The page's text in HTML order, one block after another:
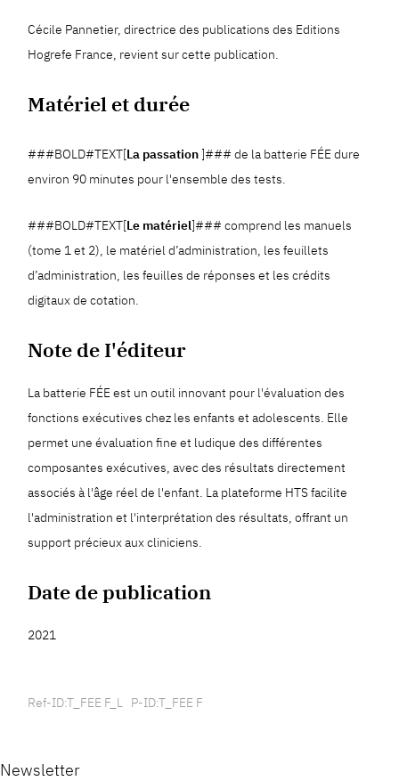
Cécile Pannetier, directrice des publications des Editions
Hogrefe France, revient sur cette publication.
Matériel et durée
###BOLD#TEXT[La passation]### de la batterie FÉE dure
environ 90 minutes pour l'ensemble des tests.
###BOLD#TEXT[Le matériel]### comprend les manuels
(tome 1 et 2), le matériel d’administration, les feuillets
d’administration, les feuilles de réponses et les crédits
digitaux de cotation.
Note de I'éditeur
La batterie FÉE est un outil innovant pour l'évaluation des
fonctions exécutives chez les enfants et adolescents. Elle
permet une évaluation fine et ludique des différentes
composantes exécutives, avec des résultats directement
associés à l'âge réel de l'enfant. La plateforme HTS facilite
l'administration et l'interprétation des résultats, offrant un
support précieux aux cliniciens.
Date de publication
2021
Ref-ID:T_FEE F_L P-ID:T_FEE F
Newsletter